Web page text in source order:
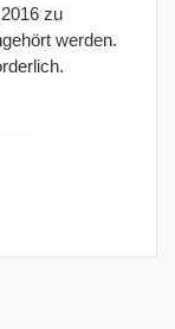
zu
werden.